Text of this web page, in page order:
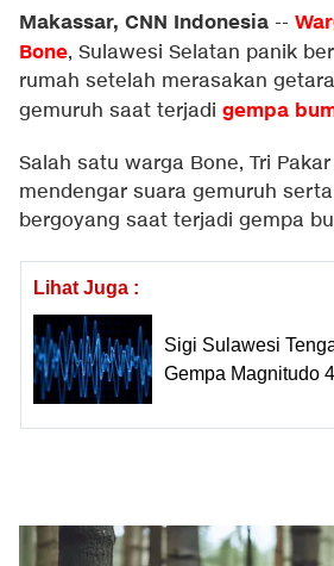
Makassar, CNN Indonesia --
Bone, Sulawesi Selatan panik
rumah setelah merasakan
gemuruh saat terjadi gempa
Salah satu warga Bone, Tri
mendengar suara gemuruh
bergoyang saat terjadi gempa
Lihat Juga :
Sigi Sulawesi
Gempa Magnitudo